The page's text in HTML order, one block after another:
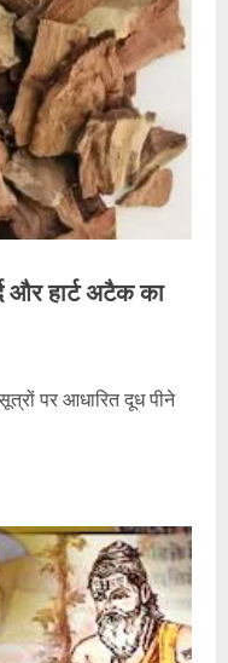
और हार्ट अटैक का
पर आधारित दूध पीने